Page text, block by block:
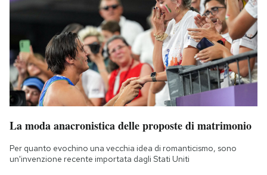
La moda anacronistica delle proposte di matrimonio
Per quanto evochino una vecchia idea di romanticismo, sono
un'invenzione recente importata dagli Stati Uniti